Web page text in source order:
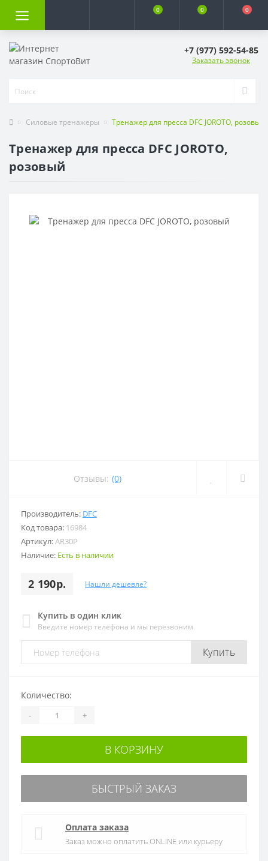
0 0 0
+7 (977) 592-54-85
Заказать звонок
Силовые тренажеры Тренажер для пресса DFC JOROTO, розовый
Тренажер для пресса DFC JOROTO,
розовый
Отзывы: (0)
Производитель: DFC
Код товара: 16984
Артикул:AR30P
Наличие: Есть в наличии
2 190р. Нашли дешевле?
Купить в один клик
Введите номер телефона и мы перезвоним
Купить
Количество:
- +
В КОРЗИНУ
БЫСТРЫЙ ЗАКАЗ
Оплата заказа
Заказ можно оплатить ONLINE или курьеру